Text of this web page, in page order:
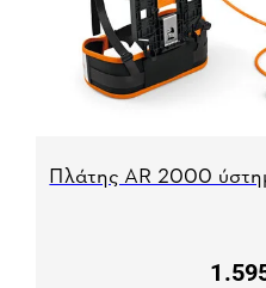
Πλάτης ΑR 2000